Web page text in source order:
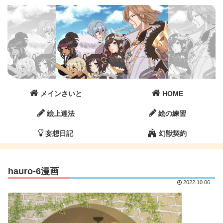
メインさいと HOME
絵上達法 絵の練習
妄想日記 幻獣契約
hauro-6漫画
2022.10.06